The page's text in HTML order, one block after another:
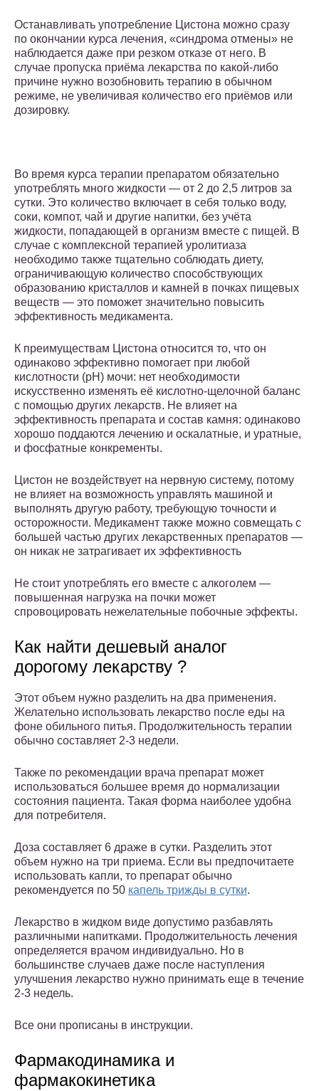
Останавливать употребление Цистона можно сразу
по окончании курса лечения, «синдрома отмены» не
наблюдается даже при резком отказе от него. В
случае пропуска приёма лекарства по какой-либо
причине нужно возобновить терапию в обычном
режиме, не увеличивая количество его приёмов или
дозировку.
Во время курса терапии препаратом обязательно
употреблять много жидкости — от 2 до 2,5 литров за
сутки. Это количество включает в себя только воду,
соки, компот, чай и другие напитки, без учёта
жидкости, попадающей в организм вместе с пищей. В
случае с комплексной терапией уролитиаза
необходимо также тщательно соблюдать диету,
ограничивающую количество способствующих
образованию кристаллов и камней в почках пищевых
веществ — это поможет значительно повысить
эффективность медикамента.
К преимуществам Цистона относится то, что он
одинаково эффективно помогает при любой
кислотности (pH) мочи: нет необходимости
искусственно изменять её кислотно-щелочной баланс
с помощью других лекарств. Не влияет на
эффективность препарата и состав камня: одинаково
хорошо поддаются лечению и оскалатные, и уратные,
и фосфатные конкременты.
Цистон не воздействует на нервную систему, потому
не влияет на возможность управлять машиной и
выполнять другую работу, требующую точности и
осторожности. Медикамент также можно совмещать с
большей частью других лекарственных препаратов —
он никак не затрагивает их эффективность
Не стоит употреблять его вместе с алкоголем —
повышенная нагрузка на почки может
спровоцировать нежелательные побочные эффекты.
Как найти дешевый аналог
дорогому лекарству ?
Этот объем нужно разделить на два применения.
Желательно использовать лекарство после еды на
фоне обильного питья. Продолжительность терапии
обычно составляет 2-3 недели.
Также по рекомендации врача препарат может
использоваться большее время до нормализации
состояния пациента. Такая форма наиболее удобна
для потребителя.
Доза составляет 6 драже в сутки. Разделить этот
объем нужно на три приема. Если вы предпочитаете
использовать капли, то препарат обычно
рекомендуется по 50 капель трижды в сутки.
Лекарство в жидком виде допустимо разбавлять
различными напитками. Продолжительность лечения
определяется врачом индивидуально. Но в
большинстве случаев даже после наступления
улучшения лекарство нужно принимать еще в течение
2-3 недель.
Все они прописаны в инструкции.
Фармакодинамика и
фармакокинетика